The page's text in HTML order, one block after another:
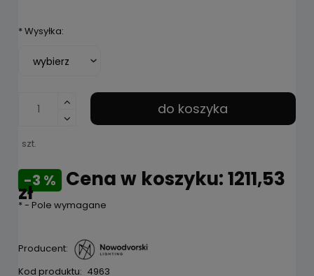
*Wysyłka:
szt.
do koszyka
-3 % Cena w koszyku: 1211,53
zł
*- Pole wymagane
Producent:
Kod produktu: 4963